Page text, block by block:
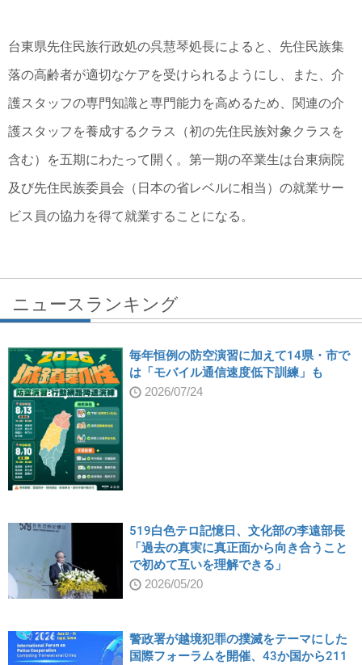
台東県先住民族行政処の呉慧琴処長によると、先住民族集
落の高齢者が適切なケアを受けられるようにし、また、介
護スタッフの専門知識と専門能力を高めるため、関連の介
護スタッフを養成するクラス（初の先住民族対象クラスを
含む）を五期にわたって開く。第一期の卒業生は台東病院
及び先住民族委員会（日本の省レベルに相当）の就業サー
ビス員の協力を得て就業することになる。
ニュースランキング
毎年恒例の防空演習に加えて14県・市で
は「モバイル通信速度低下訓練」も
2026/07/24
519白色テロ記憶日、文化部の李遠部長
「過去の真実に真正面から向き合うこと
で初めて互いを理解できる」
2026/05/20
警政署が越境犯罪の撲滅をテーマにした
国際フォーラムを開催、43か国から211